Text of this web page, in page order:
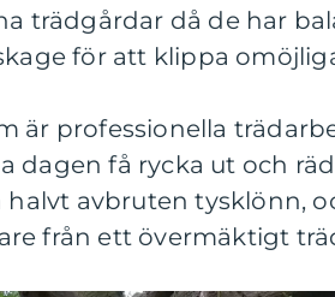
trädgårdar då de har
för att klippa
är professionella
dagen få rycka ut och
avbruten tysklönn,
från ett övermäktigt